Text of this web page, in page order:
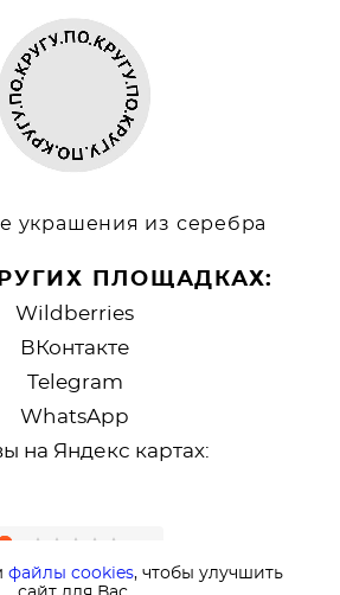
файлы cookies, чтобы улучшить
украшения из серебра
ПЛОЩАДКАХ:
Wildberries
ВКонтакте
Telegram
WhatsApp
на Яндекс картах: